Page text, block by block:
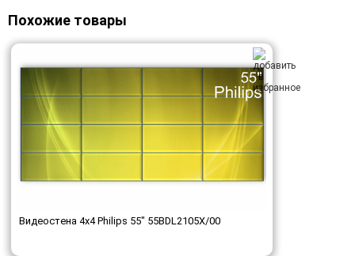
Похожие товары
Видеостена 4x4 Philips 55" 55BDL2105X/00